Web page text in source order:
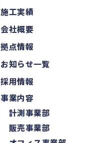
施工実績
会社概要
拠点情報
お知らせ一覧
採用情報
事業内容
計測事業部
販売事業部